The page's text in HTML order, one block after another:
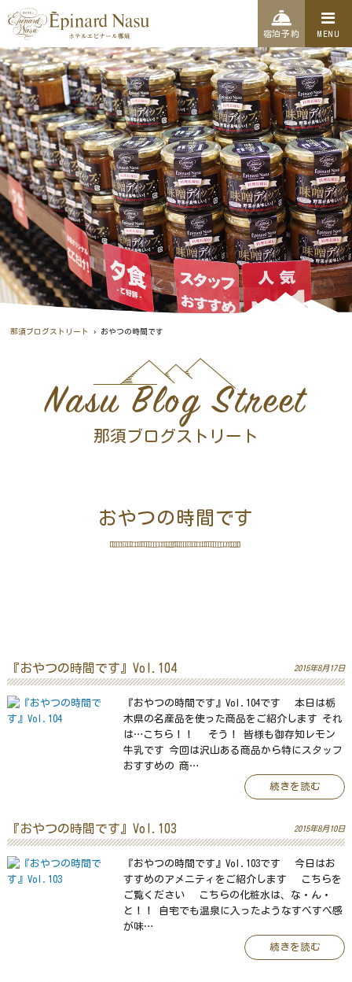
MENU
宿泊予約
那須ブログストリート › おやつの時間です
Nasu Blog Street
那須ブログストリート
おやつの時間です
『おやつの時間です』Vol.104 2015年8月17日
『おやつの時間です』Vol.104です 本日は栃
木県の名産品を使った商品をご紹介します それ
は…こちら！！ そう！ 皆様も御存知レモン
牛乳です 今回は沢山ある商品から特にスタッフ
おすすめの 商…
続きを読む
『おやつの時間です』Vol.103 2015年8月10日
『おやつの時間です』Vol.103です 今日はお
すすめのアメニティをご紹介します こちらを
ご覧ください こちらの化粧水は、な・ん・
と！！ 自宅でも温泉に入ったようなすべすべ感
が味…
続きを読む